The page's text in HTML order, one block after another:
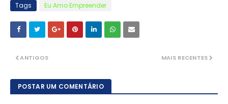
Tags Eu Amo Empreender
MAIS RECENTES
ANTIGOS
POSTAR UM COMENTÁRIO